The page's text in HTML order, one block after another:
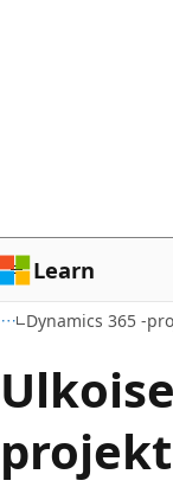
Learn
Dynamics 365 -